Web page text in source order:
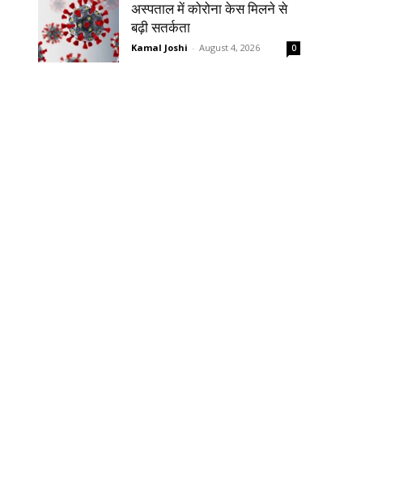
अस्पताल में कोरोना केस मिलने से
बढ़ी सतर्कता
Kamal Joshi - August 4, 2026 0